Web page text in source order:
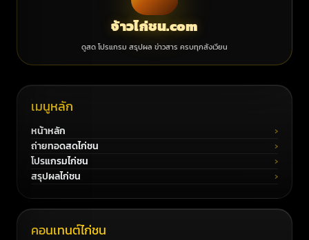
จ้าวไก่ชน.com
ดูสด โปรแกรม สรุปผล ข่าวสาร ครบทุกสังเวียน
เมนูหลัก
หน้าหลัก
ถ่ายทอดสดไก่ชน
โปรแกรมไก่ชน
สรุปผลไก่ชน
คอนเทนต์ไก่ชน